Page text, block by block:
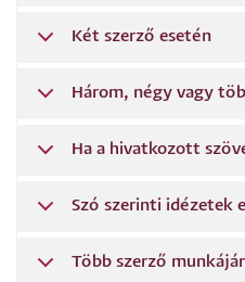
Két szerző esetén
Három, négy vagy
Ha a hivatkozott
Szó szerinti idézetek
Több szerző